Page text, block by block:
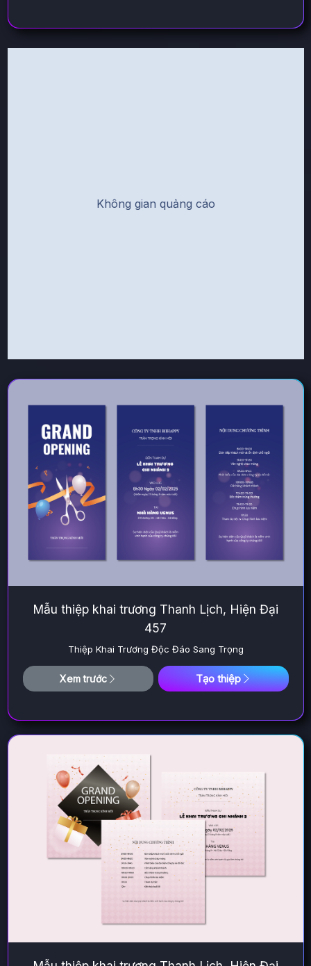
Mẫu thiệp khai trương Thanh Lịch, Hiện Đại
457
Thiệp Khai Trương Độc Đáo Sang Trọng
Xem trước Tạo thiệp